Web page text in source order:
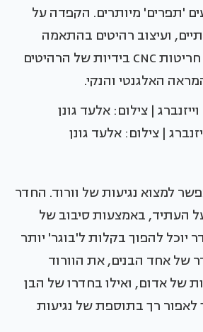
'תפרים' מיותרים. הקפדה על
ועיצוב רהיטים בהתאמה
אישית עד לרמה של חריטות CNC בידיות של הרהיטים
האלגנטי והנקי.
| צילום: אלעד גונן
למצוא נגיעות של וורוד. החדר
העתיד, באמצעות סיבוב של
יוכל להפוך בקלות ל'בוגר' יותר
של אחד הבנים, את הוורוד
של אדום, ואילו בחדרו של הבן
לאפור רך בתוספת של נגיעות